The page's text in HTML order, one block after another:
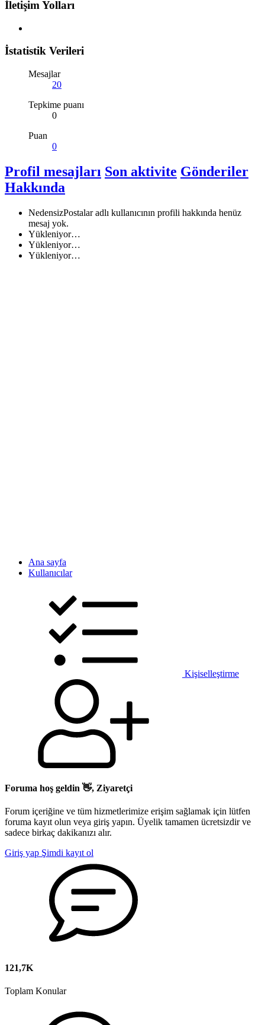
İletişim Yolları
İstatistik Verileri
Mesajlar
20
Tepkime puanı
0
Puan
0
Profil mesajları Son aktivite Gönderiler
Hakkında
NedensizPostalar adlı kullanıcının profili hakkında henüz
mesaj yok.
Yükleniyor…
Yükleniyor…
Yükleniyor…
Ana sayfa
Kullanıcılar
Kişiselleştirme
Foruma hoş geldin 👋, Ziyaretçi
Forum içeriğine ve tüm hizmetlerimize erişim sağlamak için lütfen
foruma kayıt olun veya giriş yapın. Üyelik tamamen ücretsizdir ve
sadece birkaç dakikanızı alır.
Giriş yap Şimdi kayıt ol
121,7K
Toplam Konular